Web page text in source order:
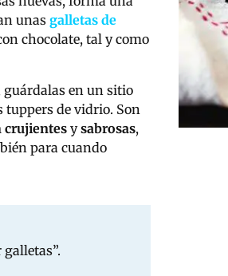
unasgalletas de
chocolate, tal y como
guárdalas en un sitio
tuppers de vidrio. Son
crujientesysabrosas,
para cuando